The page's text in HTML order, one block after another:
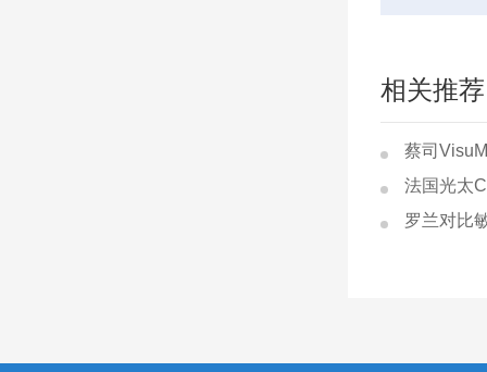
相关推荐
蔡司
法国光太
罗兰对比